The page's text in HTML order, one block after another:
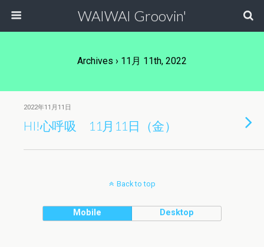
WAIWAI Groovin'
Archives › 11月 11th, 2022
2022年11月11日
HI!心呼吸 11月11日（金）
Back to top
Mobile Desktop